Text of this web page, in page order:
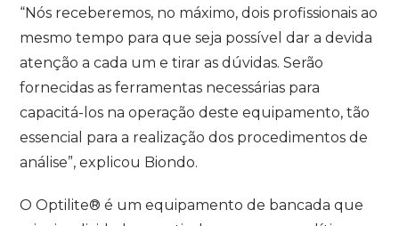
“Nós receberemos, no máximo, dois profissionais ao
mesmo tempo para que seja possível dar a devida
atenção a cada um e tirar as dúvidas. Serão
fornecidas as ferramentas necessárias para
capacitá-los na operação deste equipamento, tão
essencial para a realização dos procedimentos de
análise”, explicou Biondo.
O Optilite® é um equipamento de bancada que